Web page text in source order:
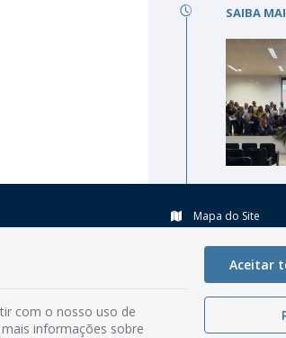
SAIBA
13h
Mapa do Site
Perguntas
Manual de
Glossário
com o nosso uso de
informações sobre
Aceitar